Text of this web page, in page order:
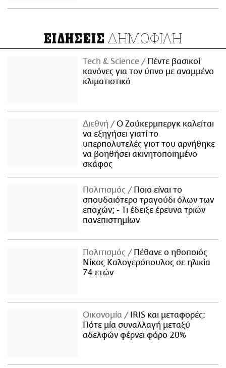
ΕΙΔΗΣΕΙΣ ΔΗΜΟΦΙΛΗ
Τech & Science
Πέντε βασικοί
κανόνες για τον ύπνο με αναμμένο
κλιματιστικό
Διεθνή
Ο Ζούκερμπεργκ καλείται
να εξηγήσει γιατί το
υπερπολυτελές γιοτ του αρνήθηκε
να βοηθήσει ακινητοποιημένο
σκάφος
Πολιτισμός
Ποιο είναι το
σπουδαιότερο τραγούδι όλων των
εποχών; - Τι έδειξε έρευνα τριών
πανεπιστημίων
Πολιτισμός
Πέθανε ο ηθοποιός
Νίκος Καλογερόπουλος σε ηλικία
74 ετών
Οικονομία
IRIS και μεταφορές:
Πότε μία συναλλαγή μεταξύ
αδελφών φέρνει φόρο 20%